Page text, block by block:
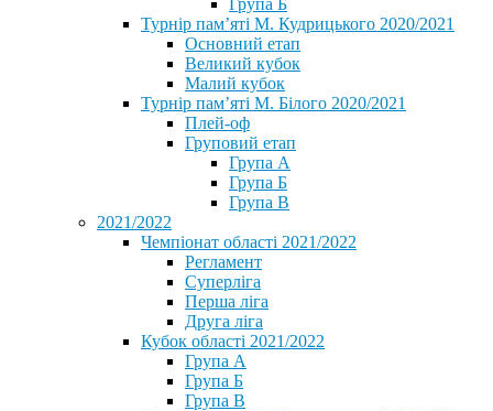
Група Б
Турнір пам’яті М. Кудрицького 2020/2021
Основний етап
Великий кубок
Малий кубок
Турнір пам’яті М. Білого 2020/2021
Плей-оф
Груповий етап
Група А
Група Б
Група В
2021/2022
Чемпіонат області 2021/2022
Регламент
Суперліга
Перша ліга
Друга ліга
Кубок області 2021/2022
Група А
Група Б
Група В